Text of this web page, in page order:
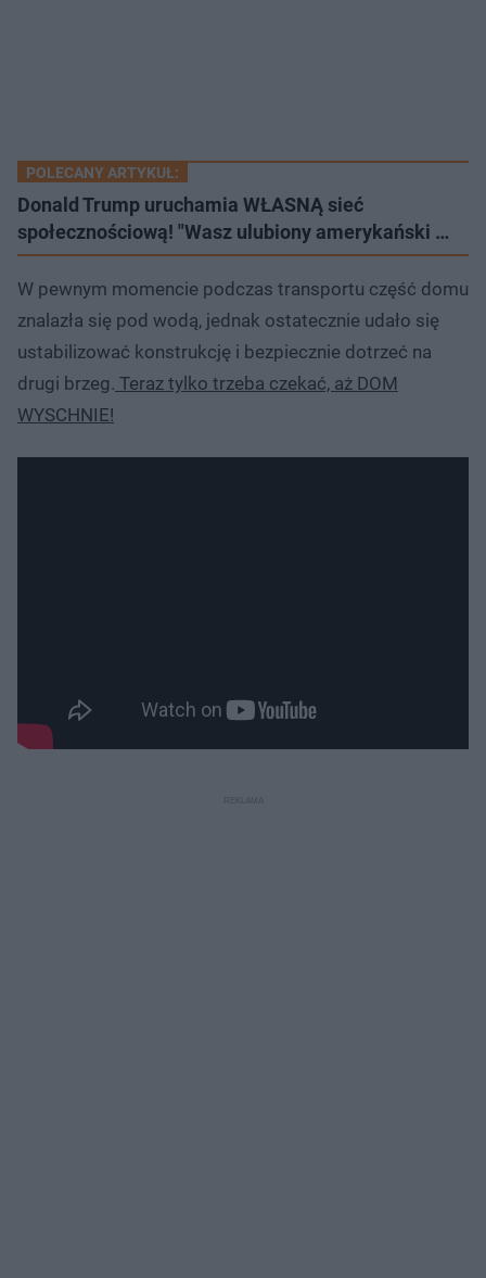
POLECANY ARTYKUŁ:
Donald Trump uruchamia WŁASNĄ sieć
społecznościową! "Wasz ulubiony amerykański …
W pewnym momencie podczas transportu część domu
znalazła się pod wodą, jednak ostatecznie udało się
ustabilizować konstrukcję i bezpiecznie dotrzeć na
drugi brzeg. Teraz tylko trzeba czekać, aż DOM
WYSCHNIE!